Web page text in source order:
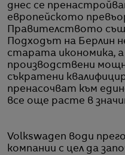
днес се
европейското
Правителството
Подходът на Берлин
старата икономика, а
производствени
съкратени
пренасочват към
все още расте в
Volkswagen води
компании с цел да